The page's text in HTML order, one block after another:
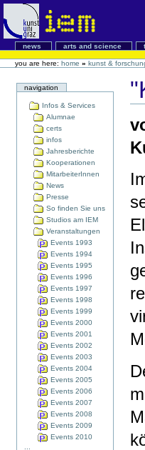
news arts and science
you are here: home » kunst &
navigation
Infos & Services
Alumnae
certs
infos
Jahresberichte
Kooperationen
MitarbeiterInnen
News
Presse
So finden Sie uns
Studios am IEM
Veranstaltungen
Events 1993
Events 1994
Events 1995
Events 1996
Events 1997
Events 1998
Events 1999
Events 2000
Events 2001
Events 2002
Events 2003
Events 2004
Events 2005
Events 2006
Events 2007
Events 2008
Events 2009
Events 2010